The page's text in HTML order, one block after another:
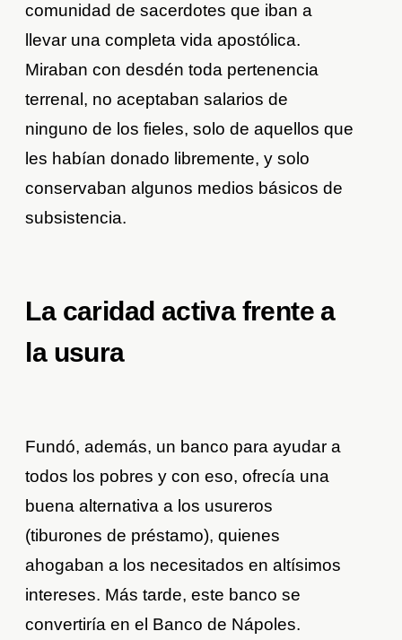
comunidad de sacerdotes que iban a
llevar una completa vida apostólica.
Miraban con desdén toda pertenencia
terrenal, no aceptaban salarios de
ninguno de los fieles, solo de aquellos que
les habían donado libremente, y solo
conservaban algunos medios básicos de
subsistencia.
La caridad activa frente a
la usura
Fundó, además, un banco para ayudar a
todos los pobres y con eso, ofrecía una
buena alternativa a los usureros
(tiburones de préstamo), quienes
ahogaban a los necesitados en altísimos
intereses. Más tarde, este banco se
convertiría en el Banco de Nápoles.